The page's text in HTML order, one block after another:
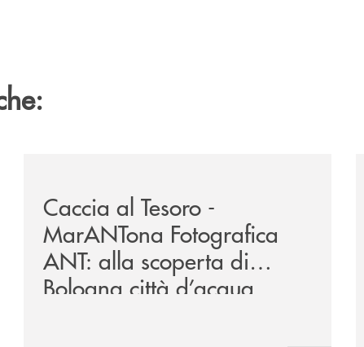
Caccia al Tesoro -
MarANTona Fotografica
ANT: alla scoperta di
Bologna città d’acqua